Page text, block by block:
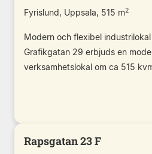
Fyrislund, Uppsala, 515 m2
Modern och flexibel
Grafikgatan 29 erbjuds en
verksamhetslokal om ca 515
Rapsgatan 23 F